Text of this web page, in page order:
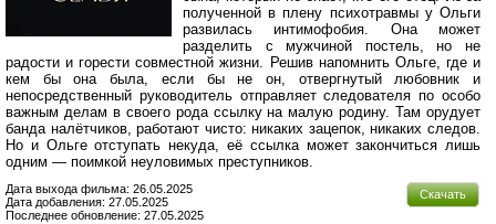
полученной в плену психотравмы у Ольги
развилась интимофобия. Она может
разделить с мужчиной постель, но не
радости и горести совместной жизни. Решив напомнить Ольге, где и
кем бы она была, если бы не он, отвергнутый любовник и
непосредственный руководитель отправляет следователя по особо
важным делам в своего рода ссылку на малую родину. Там орудует
банда налётчиков, работают чисто: никаких зацепок, никаких следов.
Но и Ольге отступать некуда, её ссылка может закончиться лишь
одним — поимкой неуловимых преступников.
Скачать
Дата выхода фильма: 26.05.2025
Дата добавления: 27.05.2025
Последнее обновление: 27.05.2025